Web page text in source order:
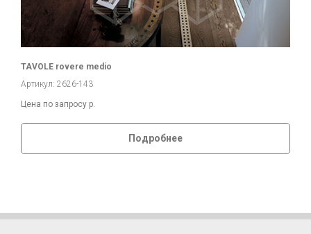
TAVOLE rovere medio
Артикул: 2626-143
Цена по запросу р.
Подробнее